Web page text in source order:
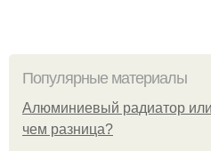
Популярные материалы
Алюминиевый радиатор
чем разница?